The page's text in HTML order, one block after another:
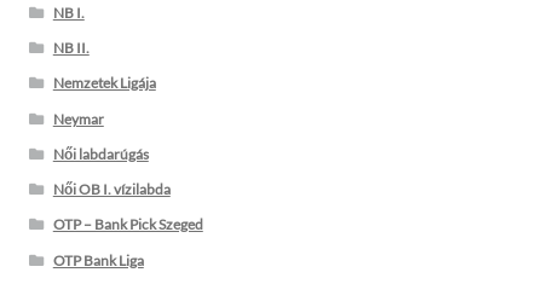
NB I.
NB II.
Nemzetek Ligája
Neymar
Női labdarúgás
Női OB I. vízilabda
OTP – Bank Pick Szeged
OTP Bank Liga